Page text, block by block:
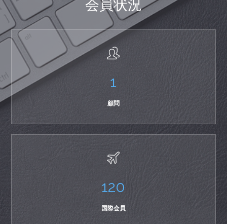
会員状況
1
顧問
120
国際会員